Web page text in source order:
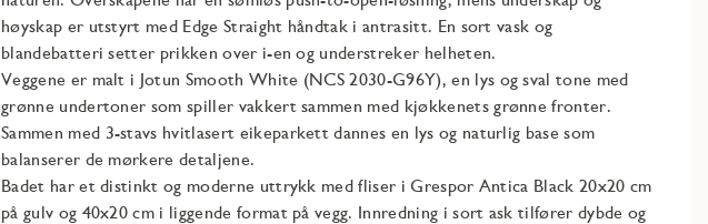
høyskap er utstyrt med Edge Straight håndtak i antrasitt. En sort vask og
blandebatteri setter prikken over i-en og understreker helheten.​
Veggene er malt i Jotun Smooth White (NCS 2030-G96Y), en lys og sval tone med
grønne undertoner som spiller vakkert sammen med kjøkkenets grønne fronter.
Sammen med 3-stavs hvitlasert eikeparkett dannes en lys og naturlig base som
balanserer de mørkere detaljene.​
Badet har et distinkt og moderne uttrykk med fliser i Grespor Antica Black 20x20 cm
på gulv og 40x20 cm i liggende format på vegg. Innredning i sort ask tilfører dybde og